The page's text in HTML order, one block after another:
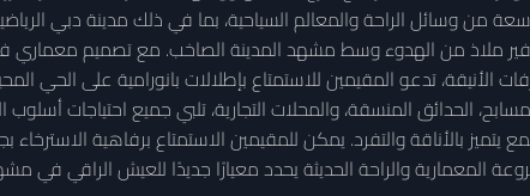
وسائل الراحة والمعالم السياحية، بما في ذلك مدينة دبي
ملاذ من الهدوء وسط مشهد المدينة الصاخب. مع تصميم
الأنيقة، تدعو المقيمين للاستمتاع بإطلالات بانورامية على الحي
الحدائق المنسقة، والمحلات التجارية، تلبي جميع احتياجات أسلوب
بالأناقة والتفرد. يمكن للمقيمين الاستمتاع برفاهية
المعمارية والراحة الحديثة يحدد معيارًا جديدًا للعيش الراقي في